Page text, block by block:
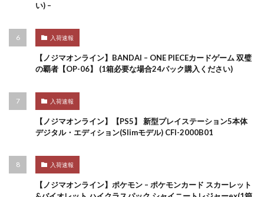
い) –
入荷速報
【ノジマオンライン】BANDAI – ONE PIECEカードゲーム 双璧
の覇者【OP-06】 (1箱必要な場合24パック購入ください)
入荷速報
【ノジマオンライン】【PS5】 新型プレイステーション5本体
デジタル・エディション(Slimモデル) CFI-2000B01
入荷速報
【ノジマオンライン】ポケモン – ポケモンカード スカーレット